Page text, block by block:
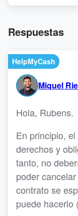
Respuestas
HelpMyCash
Miquel
Hola, Rubens.
En principio,
derechos y
tanto, no
poder
contrato se
puede hacerlo